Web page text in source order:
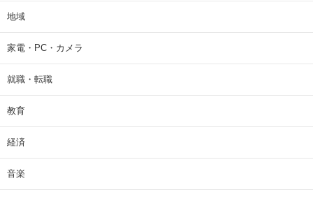
地域
家電・PC・カメラ
就職・転職
教育
経済
音楽